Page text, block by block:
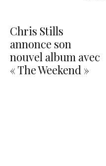
Chris Stills
annonce son
nouvel album avec
« The Weekend »